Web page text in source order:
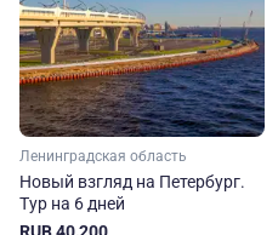
Ленинградская область
Новый взгляд на Петербург.
Тур на 6 дней